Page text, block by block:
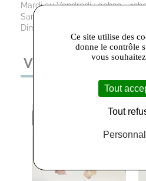
Mardi au Vendredi : 09h30 -
Samedi: 09h30 - 12h00 / 13h30 -
Dimanche : Fermé
VOUS AIMEREZ
Ce site utilise des
donne le contrôle
vous
Tout
Tout